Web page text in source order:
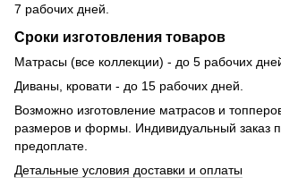
7 рабочих дней.
Сроки изготовления товаров
Матрасы (все коллекции) - до 5 рабочих дней
Диваны, кровати - до 15 рабочих дней.
Возможно изготовление матрасов и
размеров и формы. Индивидуальный заказ
предоплате.
Детальные условия доставки и оплаты